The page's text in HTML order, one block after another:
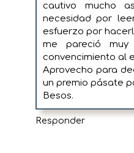
cautivo mucho
necesidad por
esfuerzo por
me pareció
convencimiento al
Aprovecho para
un premio pásate
Besos.
Responder